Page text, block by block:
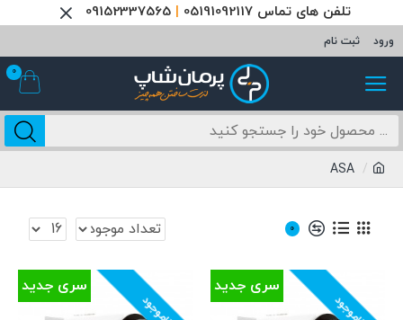
تلفن های تماس 05191092117 09152337565
ورود ثبت نام
0
ASA
0
سری جدید
ناموجود
سری جدید
ناموجود